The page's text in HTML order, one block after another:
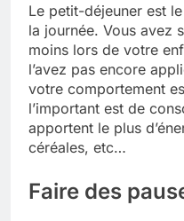
Le petit-déjeuner est
la journée. Vous avez
moins lors de votre
l’avez pas encore
votre comportement
l’important est de
apportent le plus
céréales, etc…
Faire des